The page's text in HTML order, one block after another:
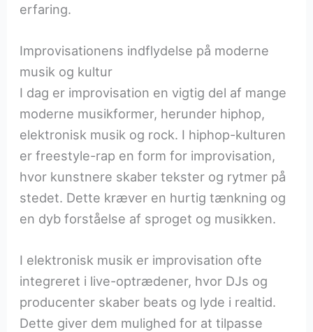
erfaring.
Improvisationens indflydelse på moderne
musik og kultur
I dag er improvisation en vigtig del af mange
moderne musikformer, herunder hiphop,
elektronisk musik og rock. I hiphop-kulturen
er freestyle-rap en form for improvisation,
hvor kunstnere skaber tekster og rytmer på
stedet. Dette kræver en hurtig tænkning og
en dyb forståelse af sproget og musikken.
I elektronisk musik er improvisation ofte
integreret i live-optrædener, hvor DJs og
producenter skaber beats og lyde i realtid.
Dette giver dem mulighed for at tilpasse